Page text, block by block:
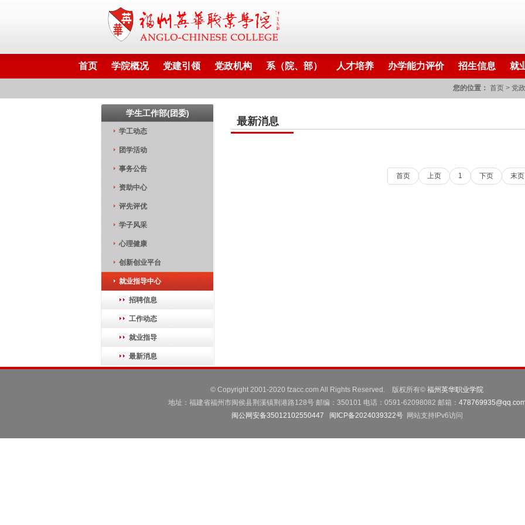
首页 学院概况 党建引领 党政机构 系（院、部） 人才培养 办学能力评价 招生信息 就
您的位置： 首页 > 党
学生工作部(团委)
学工动态
团学活动
事务公告
资助中心
评先评优
学子风采
心理健康
创新创业平台
就业指导中心
招聘信息
工作动态
就业指导
最新消息
最新消息
首页 上页 1 下页 末页
© Copyright 2001-2020 fzacc.com All Rights Reserved. 版权所有© 福州英华职业学院
地址：福建省福州市闽侯县荆溪镇荆港路128号 邮编：350101 电话：0591-62098082 邮箱：
闽公网安备35012102550447
闽ICP备2024039322号网站支持IPv6访问